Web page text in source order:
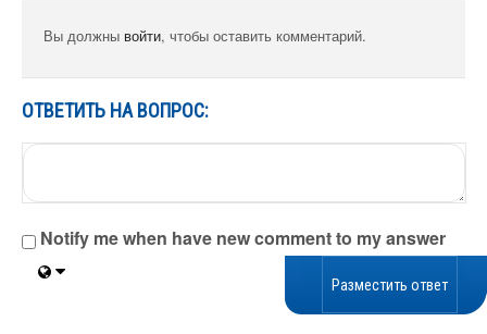
Вы должны войти, чтобы оставить комментарий.
ОТВЕТИТЬ НА ВОПРОС:
Notify me when have new comment to my answer